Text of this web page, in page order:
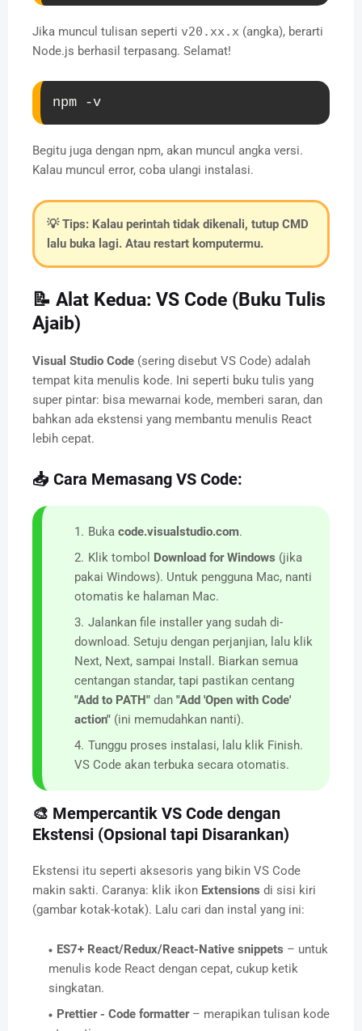
Jika muncul tulisan seperti v20.xx.x (angka), berarti
Node.js berhasil terpasang. Selamat!
npm -v
Begitu juga dengan npm, akan muncul angka versi.
Kalau muncul error, coba ulangi instalasi.
💡Tips: Kalau perintah tidak dikenali, tutup CMD
lalu buka lagi. Atau restart komputermu.
📝 Alat Kedua: VS Code (Buku Tulis
Ajaib)
Visual Studio Code (sering disebut VS Code) adalah
tempat kita menulis kode. Ini seperti buku tulis yang
super pintar: bisa mewarnai kode, memberi saran, dan
bahkan ada ekstensi yang membantu menulis React
lebih cepat.
📥 Cara Memasang VS Code:
Buka code.visualstudio.com.
Klik tombol
Download for Windows (jika
pakai Windows). Untuk pengguna Mac, nanti
otomatis ke halaman Mac.
Jalankan file installer yang sudah di-
download. Setuju dengan perjanjian, lalu klik
Next, Next, sampai Install. Biarkan semua
centangan standar, tapi pastikan centang
"Add to PATH" dan "Add 'Open with Code'
action" (ini memudahkan nanti).
Tunggu proses instalasi, lalu klik Finish.
VS Code akan terbuka secara otomatis.
🎨 Mempercantik VS Code dengan
Ekstensi (Opsional tapi Disarankan)
Ekstensi itu seperti aksesoris yang bikin VS Code
makin sakti. Caranya: klik ikon Extensions di sisi kiri
(gambar kotak-kotak). Lalu cari dan instal yang ini:
ES7+ React/Redux/React-Native snippets – untuk
menulis kode React dengan cepat, cukup ketik
singkatan.
Prettier - Code formatter– merapikan tulisan kode